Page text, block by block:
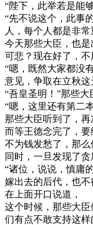
“陛下，此举若是能
“先不说这个，此事
人，每个人都是非
今天那些大臣，也
可悲？现在好了，
“嗯，既然大家都没
意见，争取在立秋这
“吾皇圣明！”那些大
“嗯，这里还有第二
那些大臣听到了，
而等王德念完了，
不为钱发愁了，那么
同时，一旦发现了
“诸位，说说，慎庸
嫁出去的后代，也
在上面开口说道，
这个时候，那些大
们有点不敢支持这样